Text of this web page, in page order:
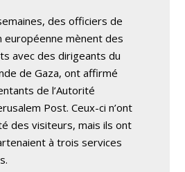
des officiers de
européenne mènent des
avec des dirigeants du
de Gaza, ont affirmé
de l’Autorité
Post. Ceux-ci n’ont
des visiteurs, mais ils ont
à trois services